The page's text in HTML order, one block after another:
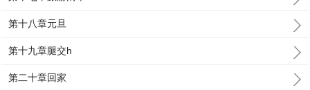
第十八章元旦
第十九章腿交h
第二十章回家